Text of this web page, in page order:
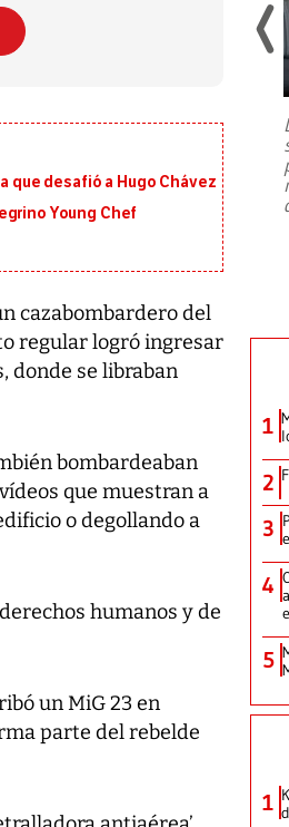
que desafió a Hugo Chávez
Young Chef
cazabombardero del
regular logró ingresar
donde se libraban
bombardeaban
que muestran a
o degollando a
humanos y de
un MiG 23 en
parte del rebelde
Japón, provocando una
1
2
3
4
5
1